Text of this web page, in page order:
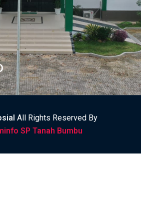
All Rights Reserved By
SP Tanah Bumbu